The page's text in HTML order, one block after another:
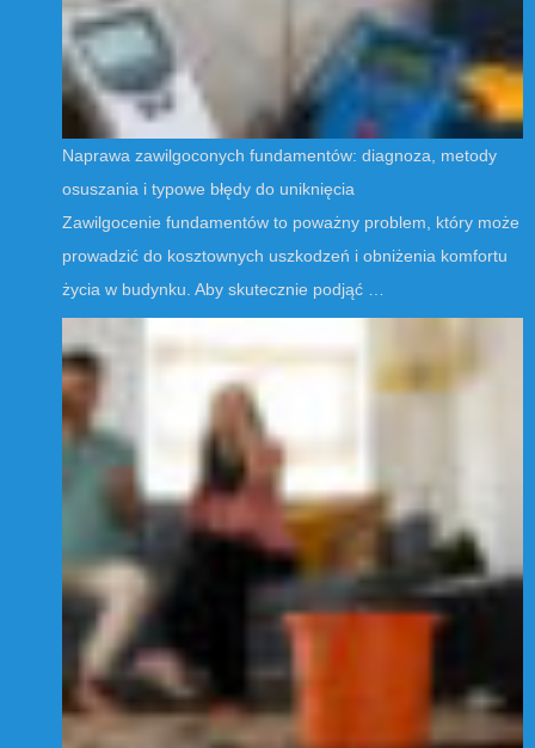
Naprawa zawilgoconych fundamentów: diagnoza, metody
osuszania i typowe błędy do uniknięcia
Zawilgocenie fundamentów to poważny problem, który może
prowadzić do kosztownych uszkodzeń i obniżenia komfortu
życia w budynku. Aby skutecznie podjąć …